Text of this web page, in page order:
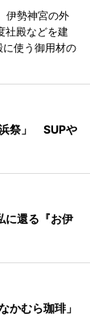
伊勢神宮の外
社殿などを建
使う御用材の
祭」 SUPや
還る『お伊
かむら珈琲」